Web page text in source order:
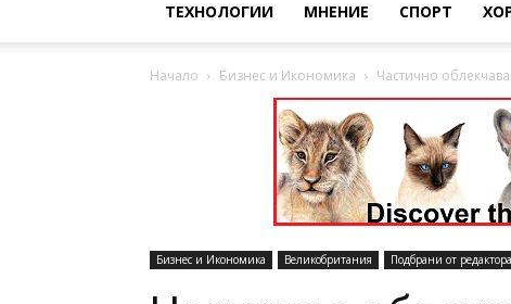
ТЕХНОЛОГИИ МНЕНИЕ СПОРТ
Начало Бизнес и Икономика Частично
Бизнес и Икономика Великобритания Подбрани от редактора